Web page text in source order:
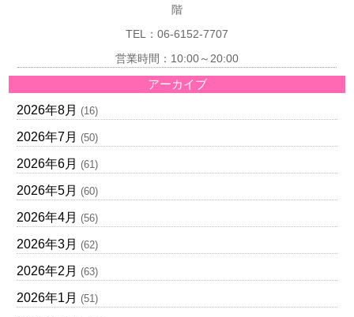
階
TEL：06-6152-7707
営業時間：10:00～20:00
アーカイブ
2026年8月 (16)
2026年7月 (50)
2026年6月 (61)
2026年5月 (60)
2026年4月 (56)
2026年3月 (62)
2026年2月 (63)
2026年1月 (51)